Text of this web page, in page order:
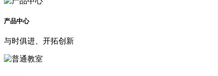
产品中心
与时俱进、开拓创新